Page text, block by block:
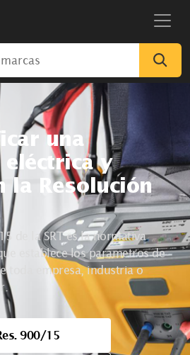
una
y
la Resolución
de la SRT es la normativa
establece los parámetros de
toda empresa, industria o
900/15